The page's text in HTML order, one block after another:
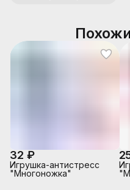
32 ₽
Игрушка-антистресс
"Многоножка"